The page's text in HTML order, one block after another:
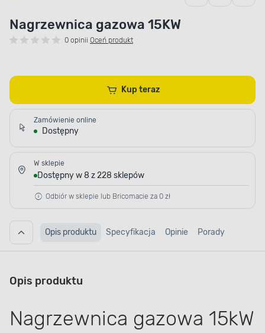
Nagrzewnica gazowa 15KW
0 opinii Oceń produkt
Kup teraz
Zamówienie online
Dostępny
W sklepie
Dostępny w 8 z 228 sklepów
Odbiór w sklepie lub Bricomacie za 0 zł
Opis produktu Specyfikacja Opinie Porady
Opis produktu
Nagrzewnica gazowa 15kW